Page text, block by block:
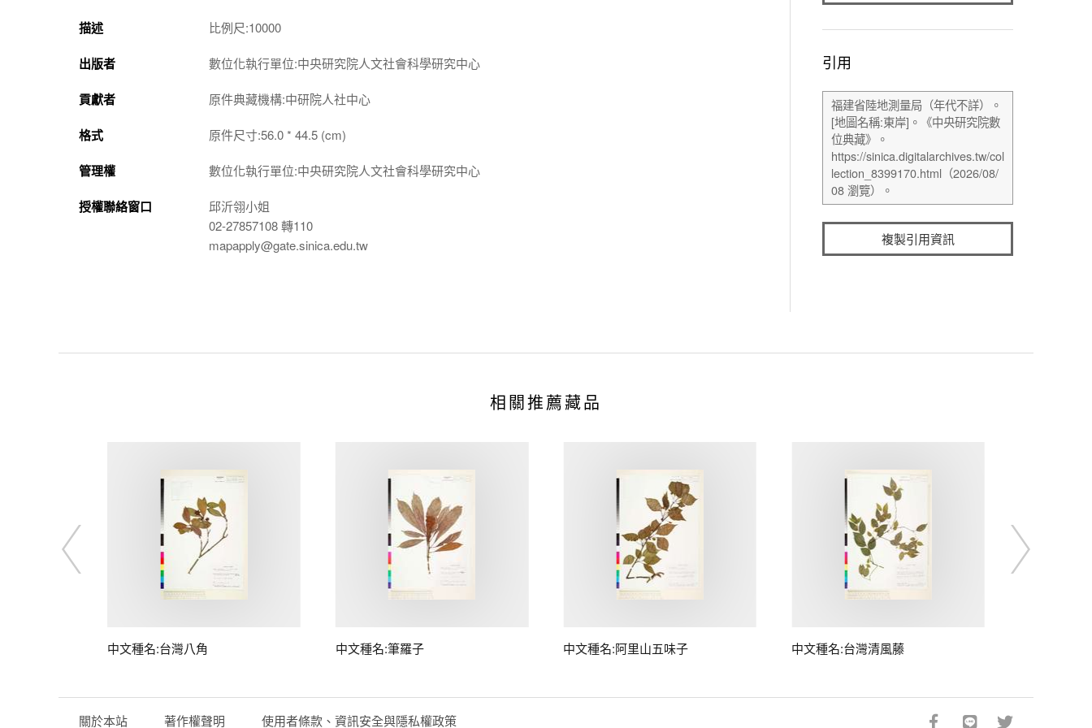
描述
比例尺:10000
出版者 數位化執行單位:中央研究院人文社會科學研究中心
貢獻者 原件典藏機構:中研院人社中心
格式 原件尺寸:56.0 * 44.5 (cm)
管理權 數位化執行單位:中央研究院人文社會科學研究中心
授權聯絡窗口
邱沂翎小姐
02-27857108 轉110
mapapply@gate.sinica.edu.tw
引用
複製引用資訊
相關推薦藏品
中文種名:台灣八角 中文種名:筆羅子 中文種名:阿里山五味子 中文種名:台灣清風藤
關於本站 著作權聲明 使用者條款、資訊安全與隱私權政策